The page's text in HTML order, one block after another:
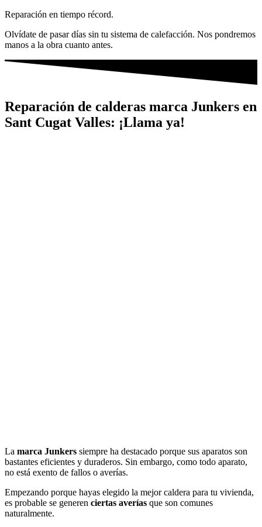
Reparación en tiempo récord.
Olvídate de pasar días sin tu sistema de calefacción. Nos pondremos
manos a la obra cuanto antes.
Reparación de calderas marca Junkers en
Sant Cugat Valles: ¡Llama ya!
La marca Junkers siempre ha destacado porque sus aparatos son
bastantes eficientes y duraderos. Sin embargo, como todo aparato,
no está exento de fallos o averías.
Empezando porque hayas elegido la mejor caldera para tu vivienda,
es probable se generen ciertas averías que son comunes
naturalmente.